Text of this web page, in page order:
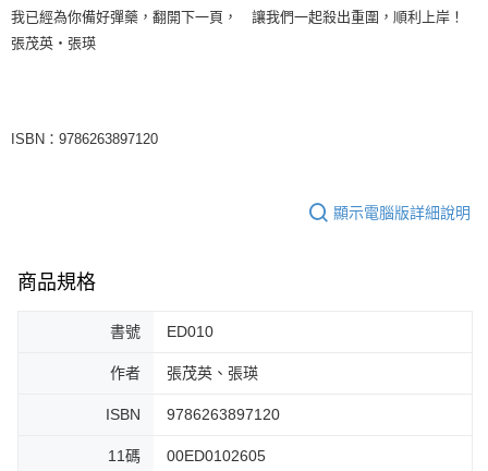
我已經為你備好彈藥，翻開下一頁， 讓我們一起殺出重圍，順利上岸！
張茂英‧張瑛
ISBN：9786263897120
顯示電腦版詳細說明
商品規格
書號 ED010
作者 張茂英、張瑛
ISBN 9786263897120
11碼 00ED0102605